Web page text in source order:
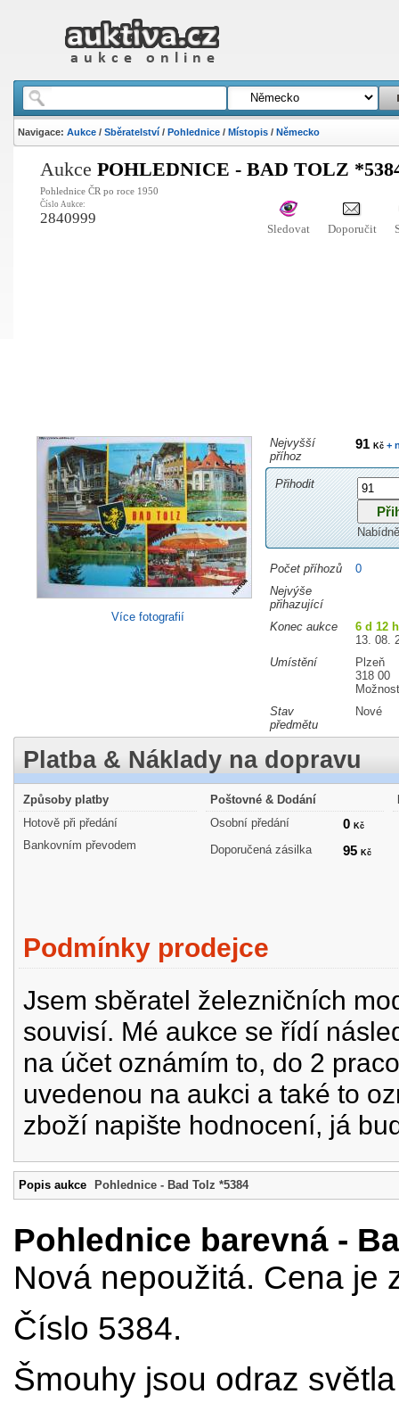
Navigace: Aukce/ Sběratelství/ Pohlednice/ Místopis/ Německo
Aukce POHLEDNICE - BAD TOLZ
Pohlednice ČR po roce 1950
Číslo Aukce:
2840999
Sledovat Doporučit
Více fotografií
Nejvyšší
příhoz
91 Kč+
Přihodit
Počet příhozů
0
Nejvýše
přihazující
Konec aukce
6 d 12
13. 08.
Umístění
Plzeň
318 00
Stav
předmětu
Nové
Platba & Náklady na dopravu
Způsoby platby
Hotově při předání
Bankovním převodem
Poštovné & Dodání
Osobní předání
0 Kč
Doporučená zásilka 95 Kč
Podmínky prodejce
Jsem sběratel železničních
souvisí. Mé aukce se řídí
na účet oznámím to, do 2
uvedenou na aukci a také to
zboží napište hodnocení, já
Popis aukce Pohlednice - Bad Tolz *5384
Pohlednice barevná -
Nová nepoužitá. Cena je
Číslo 5384.
Šmouhy jsou odraz